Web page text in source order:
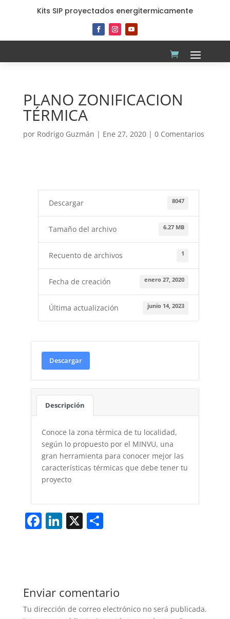
Kits SIP proyectados energitermicamente
PLANO ZONIFICACION
TÉRMICA
por Rodrigo Guzmán | Ene 27, 2020| 0 Comentarios
Descargar 8047
Tamaño del archivo 6.27 MB
Recuento de archivos 1
Fecha de creación enero 27, 2020
Última actualización junio 14, 2023
Descargar
Descripción
Conoce la zona térmica de tu localidad,
según lo propuesto por el MINVU, una
gran herramienta para conocer mejor las
características térmicas que debe tener tu
proyecto
F
b
o
Li
dI
n
X S
Enviar comentario
Tu dirección de correo electrónico no será publicada.